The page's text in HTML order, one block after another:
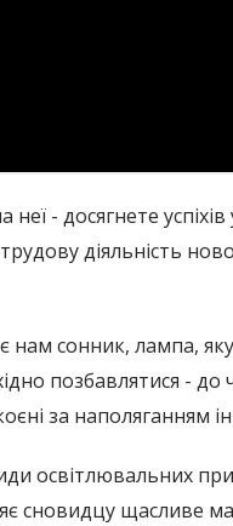
- досягнете
діяльність
сонник, лампа,
позбавлятися -
за наполяганням
освітлювальних
сновидцу щасливе